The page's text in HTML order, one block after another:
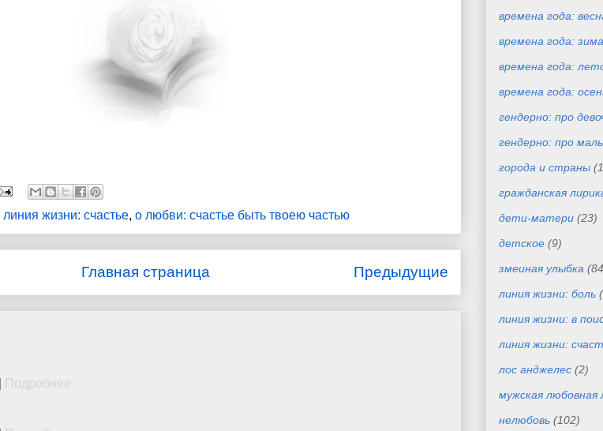
линия жизни: счастье, о любви: счастье быть твоею частью
Предыдущие
Главная страница
Подробнее
времена года:
времена года: зима
времена года:
времена года:
гендерно: про
гендерно: про
города и страны
гражданская
дети-матери (23)
детское (9)
змеиная улыбка
линия жизни: боль
линия жизни: в
линия жизни:
лос анджелес (2)
мужская любовная
нелюбовь (102)